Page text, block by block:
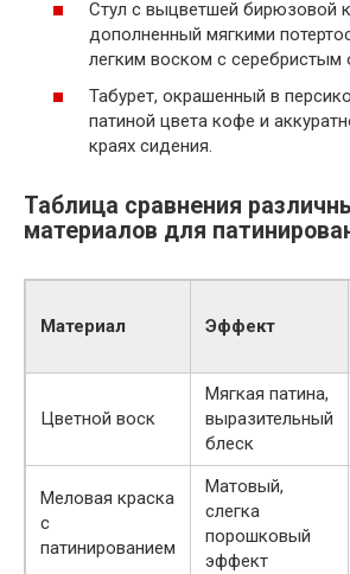
Стул с выцветшей бирюзовой
дополненный мягкими
легким воском с серебристым
Табурет, окрашенный в
патиной цвета кофе и
краях сидения.
Таблица сравнения
материалов для
Материал Эффект
Цветной воск
Мягкая патина,
выразительный
блеск
Меловая краска
с
патинированием
Матовый,
слегка
порошковый
эффект